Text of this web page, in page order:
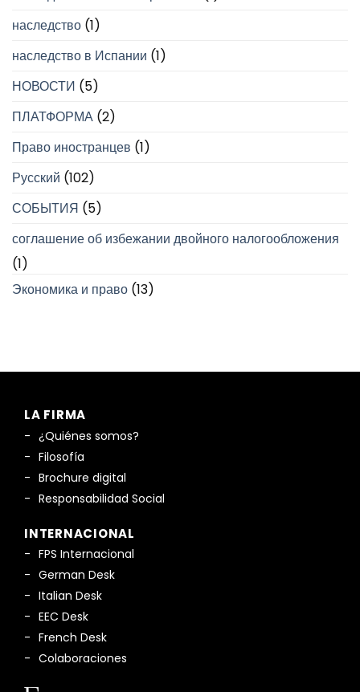
наследство (1)
наследство в Испании (1)
НОВОСТИ (5)
ПЛАТФОРМА (2)
Право иностранцев (1)
Русский (102)
СОБЫТИЯ (5)
соглашение об избежании двойного налогообложения
(1)
Экономика и право (13)
LA FIRMA
¿Quiénes somos?
Filosofía
Brochure digital
Responsabilidad Social
INTERNACIONAL
FPS Internacional
German Desk
Italian Desk
EEC Desk
French Desk
Colaboraciones